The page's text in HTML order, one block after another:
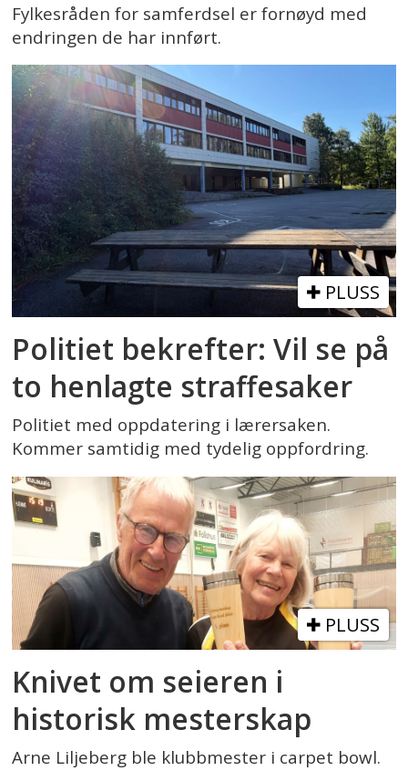
Fylkesråden for samferdsel er fornøyd med
endringen de har innført.
PLUSS
Politiet bekrefter: Vil se på
to henlagte straffesaker
Politiet med oppdatering i lærersaken.
Kommer samtidig med tydelig oppfordring.
PLUSS
Knivet om seieren i
historisk mesterskap
Arne Liljeberg ble klubbmester i carpet bowl.